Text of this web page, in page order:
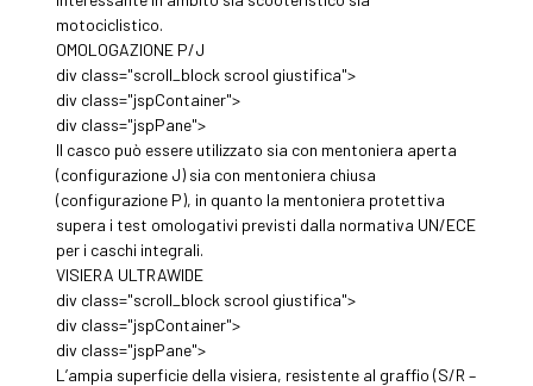
motociclistico.
OMOLOGAZIONE P/J
div class="scroll_block scrool giustifica">
div class="jspContainer">
div class="jspPane">
Il casco può essere utilizzato sia con mentoniera aperta
(configurazione J) sia con mentoniera chiusa
(configurazione P), in quanto la mentoniera protettiva
supera i test omologativi previsti dalla normativa UN/ECE
per i caschi integrali.
VISIERA ULTRAWIDE
div class="scroll_block scrool giustifica">
div class="jspContainer">
div class="jspPane">
L’ampia superficie della visiera, resistente al graffio (S/R –